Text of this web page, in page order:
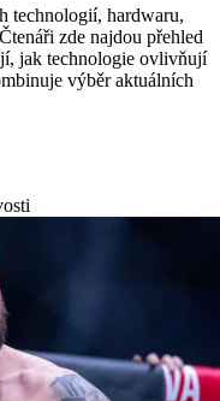
technologií, hardwaru,
zde najdou přehled
jak technologie ovlivňují
výběr aktuálních